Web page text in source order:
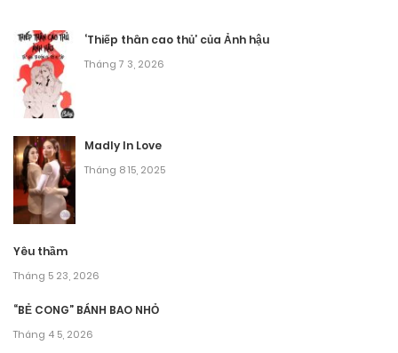
‘Thiếp thân cao thủ’ của Ảnh hậu
Tháng 7 3, 2026
Madly In Love
Tháng 8 15, 2025
Yêu thầm
Tháng 5 23, 2026
“BẺ CONG” BÁNH BAO NHỎ
Tháng 4 5, 2026